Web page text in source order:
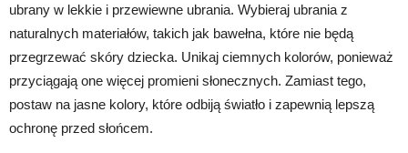
ubrany w lekkie i przewiewne ubrania. Wybieraj ubrania z
naturalnych materiałów, takich jak bawełna, które nie będą
przegrzewać skóry dziecka. Unikaj ciemnych kolorów, ponieważ
przyciągają one więcej promieni słonecznych. Zamiast tego,
postaw na jasne kolory, które odbiją światło i zapewnią lepszą
ochronę przed słońcem.